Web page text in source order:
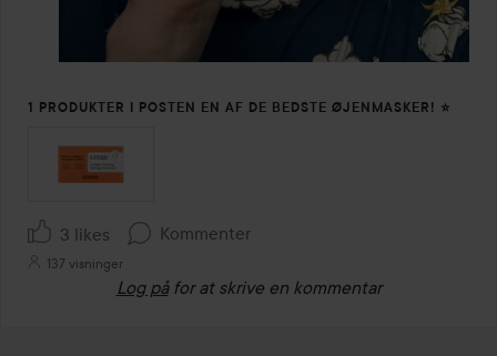
1 PRODUKTER I POSTEN EN AF DE BEDSTE ØJENMASKER! ⭐️
3 likes Kommenter
137 visninger
Log på for at skrive en kommentar